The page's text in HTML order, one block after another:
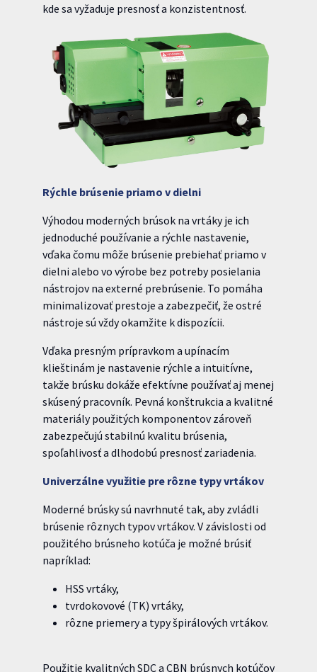
kde sa vyžaduje presnosť a konzistentnosť.
Rýchle brúsenie priamo v dielni
Výhodou moderných brúsok na vrtáky je ich
jednoduché používanie a rýchle nastavenie,
vďaka čomu môže brúsenie prebiehať priamo v
dielni alebo vo výrobe bez potreby posielania
nástrojov na externé prebrúsenie. To pomáha
minimalizovať prestoje a zabezpečiť, že ostré
nástroje sú vždy okamžite k dispozícii.
Vďaka presným prípravkom a upínacím
klieštinám je nastavenie rýchle a intuitívne,
takže brúsku dokáže efektívne používať aj menej
skúsený pracovník. Pevná konštrukcia a kvalitné
materiály použitých komponentov zároveň
zabezpečujú stabilnú kvalitu brúsenia,
spoľahlivosť a dlhodobú presnosť zariadenia.
Univerzálne využitie pre rôzne typy vrtákov
Moderné brúsky sú navrhnuté tak, aby zvládli
brúsenie rôznych typov vrtákov. V závislosti od
použitého brúsneho kotúča je možné brúsiť
napríklad:
HSS vrtáky,
tvrdokovové (TK) vrtáky,
rôzne priemery a typy špirálových vrtákov.
Použitie kvalitných SDC a CBN brúsnych kotúčov